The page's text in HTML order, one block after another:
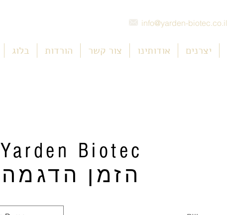
info@yarden-biotec.co.il
יצרנים אודותינו צור קשר הורדות בלוג
Yarden Biotec
הזמן הדגמה